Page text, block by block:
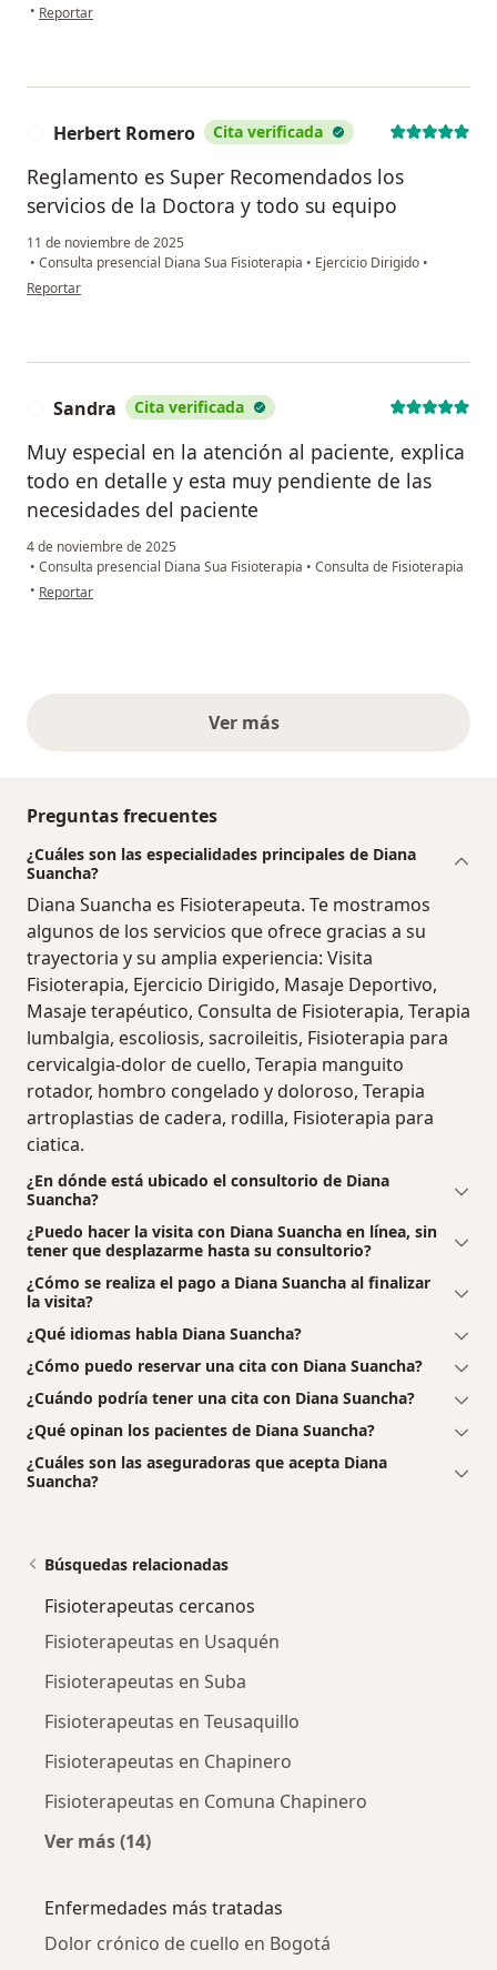
• en opinión del usuario OLGA JEANNETTE
Reportar
Herbert Romero Cita verificada
Reglamento es Super Recomendados los
servicios de la Doctora y todo su equipo
11 de noviembre de 2025
• Consulta presencial Diana Sua Fisioterapia • Ejercicio Dirigido •
en opinión del usuario Herbert Romero
Reportar
Sandra Cita verificada
Muy especial en la atención al paciente, explica
todo en detalle y esta muy pendiente de las
necesidades del paciente
4 de noviembre de 2025
• Consulta presencial Diana Sua Fisioterapia • Consulta de Fisioterapia
• en opinión del usuario Sandra
Reportar
Ver másopiniones anteriores
Preguntas frecuentes
¿Cuáles son las especialidades principales de Diana
Suancha?
Diana Suancha es Fisioterapeuta. Te mostramos
algunos de los servicios que ofrece gracias a su
trayectoria y su amplia experiencia: Visita
Fisioterapia, Ejercicio Dirigido, Masaje Deportivo,
Masaje terapéutico, Consulta de Fisioterapia, Terapia
lumbalgia, escoliosis, sacroileitis, Fisioterapia para
cervicalgia-dolor de cuello, Terapia manguito
rotador, hombro congelado y doloroso, Terapia
artroplastias de cadera, rodilla, Fisioterapia para
ciatica.
¿En dónde está ubicado el consultorio de Diana
Suancha?
¿Puedo hacer la visita con Diana Suancha en línea, sin
tener que desplazarme hasta su consultorio?
¿Cómo se realiza el pago a Diana Suancha al finalizar
la visita?
¿Qué idiomas habla Diana Suancha?
¿Cómo puedo reservar una cita con Diana Suancha?
¿Cuándo podría tener una cita con Diana Suancha?
¿Qué opinan los pacientes de Diana Suancha?
¿Cuáles son las aseguradoras que acepta Diana
Suancha?
Búsquedas relacionadas
Fisioterapeutas cercanos
Fisioterapeutas en Usaquén
Fisioterapeutas en Suba
Fisioterapeutas en Teusaquillo
Fisioterapeutas en Chapinero
Fisioterapeutas en Comuna Chapinero
Ver más (14)
Enfermedades más tratadas
Dolor crónico de cuello en Bogotá